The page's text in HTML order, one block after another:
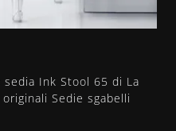
Ink Stool 65 di La
Sedie sgabelli